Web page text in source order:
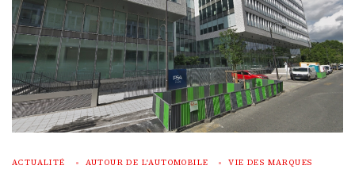
ACTUALITÉ AUTOUR DE L'AUTOMOBILE VIE DES MARQUES